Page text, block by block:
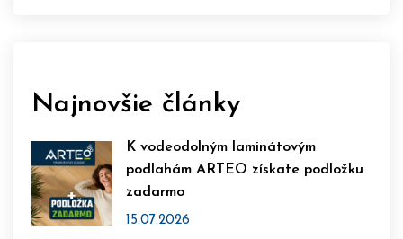
Najnovšie články
K vodeodolným laminátovým
podlahám ARTEO získate podložku
zadarmo
15.07.2026